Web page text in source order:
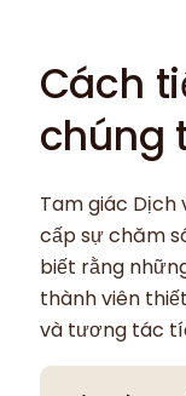
Cách
chúng
Tam giác Dịch
cấp sự chăm
biết rằng
thành viên
và tương tác